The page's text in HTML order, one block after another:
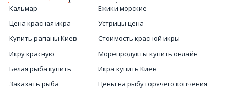
Кальмар
Цена красная икра
Купить рапаны Киев
Икру красную
Белая рыба купить
Заказать рыба
Ежики морские
Устрицы цена
Стоимость красной икры
Морепродукты купить онлайн
Икра купить Киев
Цены на рыбу горячего копчения